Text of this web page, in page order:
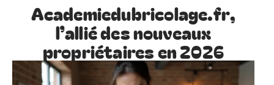
Academiedubricolage.fr,
l’allié des nouveaux
propriétaires en 2026